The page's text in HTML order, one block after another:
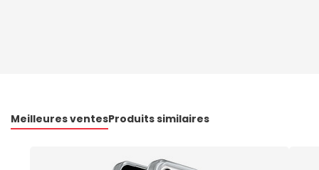
Meilleures ventesProduits similaires